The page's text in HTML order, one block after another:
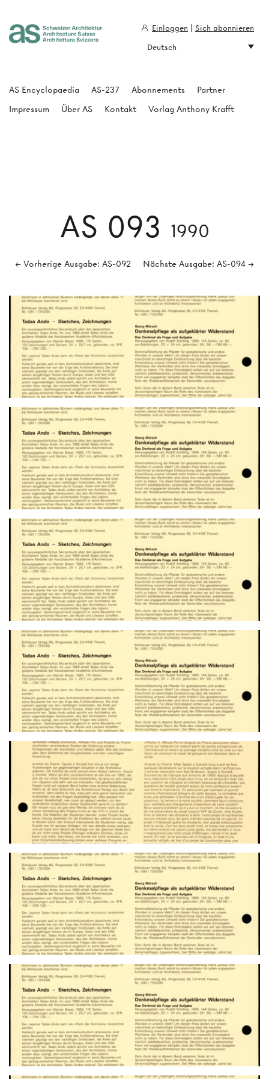
AS 093 1990
← Vorherige Ausgabe: AS-092 Nächste Ausgabe: AS-094 →
AS Encyclopaedia AS-237 Abonnements
Partner
Impressum
Über AS Kontakt Vorlag Anthony Krafft
Einloggen
Sich abonnieren
Deutsch